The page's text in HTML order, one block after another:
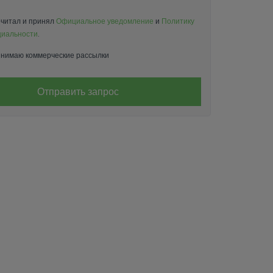
и принял Официальное уведомление и Политику
.
коммерческие рассылки
Отправить запрос